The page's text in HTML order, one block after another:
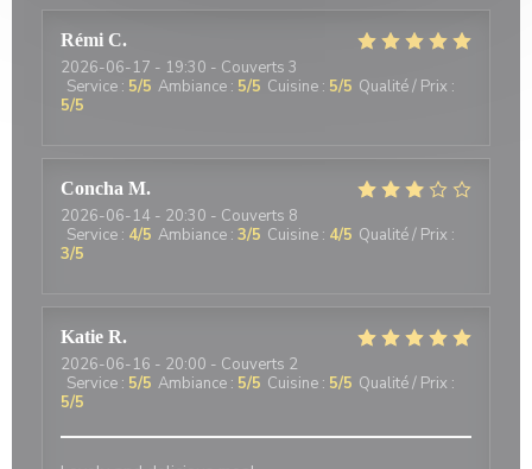
Rémi C
2026-06-17 - 19:30 - Couverts 3
Service : 5/5 Ambiance : 5/5 Cuisine : 5/5 Qualité / Prix :
5/5
Concha M
2026-06-14 - 20:30 - Couverts 8
Service : 4/5 Ambiance : 3/5 Cuisine : 4/5 Qualité / Prix :
3/5
Katie R
2026-06-16 - 20:00 - Couverts 2
Service : 5/5 Ambiance : 5/5 Cuisine : 5/5 Qualité / Prix :
5/5